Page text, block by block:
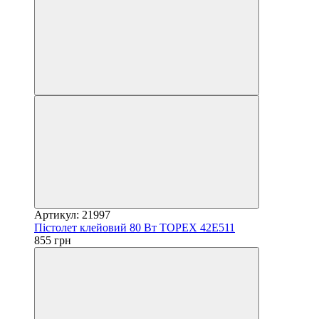
Артикул: 21997
Пістолет клейовий 80 Вт TOPEX 42E511
855 грн